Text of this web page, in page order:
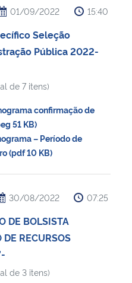
01/09/2022 15:40
Seleção
Pública 2022-
de 7 itens)
confirmação de
51 KB)
– Período de
(pdf 10 KB)
30/08/2022 07:25
DE BOLSISTA
DE RECURSOS
de 3 itens)